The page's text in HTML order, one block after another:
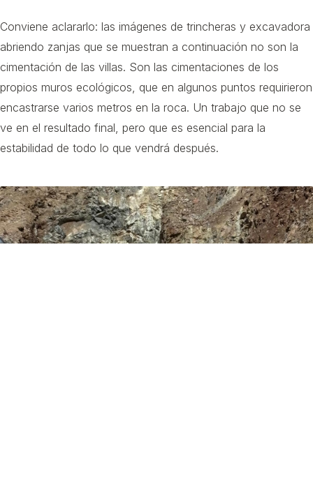
Conviene aclararlo: las imágenes de trincheras y excavadora
abriendo zanjas que se muestran a continuación no son la
cimentación de las villas. Son las cimentaciones de los
propios muros ecológicos, que en algunos puntos requirieron
encastrarse varios metros en la roca. Un trabajo que no se
ve en el resultado final, pero que es esencial para la
estabilidad de todo lo que vendrá después.